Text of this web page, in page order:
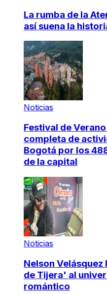
La rumba de la
así suena la
Noticias
Festival de
completa de
Bogotá por los
de la capital
Noticias
Nelson
de Tijera' al
romántico